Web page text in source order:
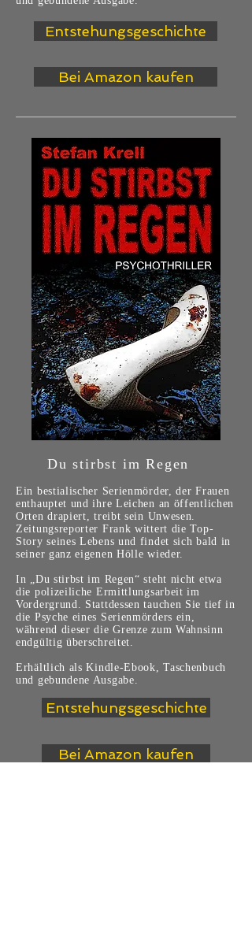
Entstehungsgeschichte
Bei Amazon kaufen
Du stirbst im Regen
Ein bestialischer Serienmörder, der Frauen
enthauptet und ihre Leichen an öffentlichen
Orten drapiert, treibt sein Unwesen.
Zeitungsreporter Frank wittert die Top-
Story seines Lebens und findet sich bald in
seiner ganz eigenen Hölle wieder.
In „Du stirbst im Regen“ steht nicht etwa
die polizeiliche Ermittlungsarbeit im
Vordergrund. Stattdessen tauchen Sie tief in
die Psyche eines Serienmörders ein,
während dieser die Grenze zum Wahnsinn
endgültig überschreitet.
Erhältlich als Kindle-Ebook, Taschenbuch
und gebundene Ausgabe.
Entstehungsgeschichte
Bei Amazon kaufen